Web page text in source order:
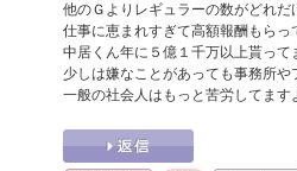
他のＧよりレギュラーの数がどれだ
仕事に恵まれすぎて高額報酬もらっ
中居くん年に５億１千万以上貰って
少しは嫌なことがあっても事務所や
一般の社会人はもっと苦労してます